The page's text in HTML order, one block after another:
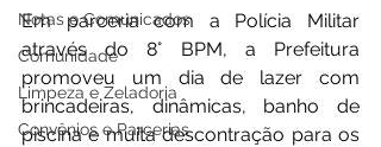
Notas e Comunicados
Comunidade
Limpeza e Zeladoria
Convênios e Parcerias
Em parceria com a Polícia Militar
através do 8° BPM, a Prefeitura
promoveu um dia de lazer com
brincadeiras, dinâmicas, banho de
piscina e muita descontração para os